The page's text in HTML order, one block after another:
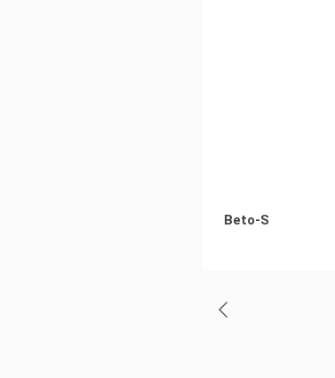
Beto-S